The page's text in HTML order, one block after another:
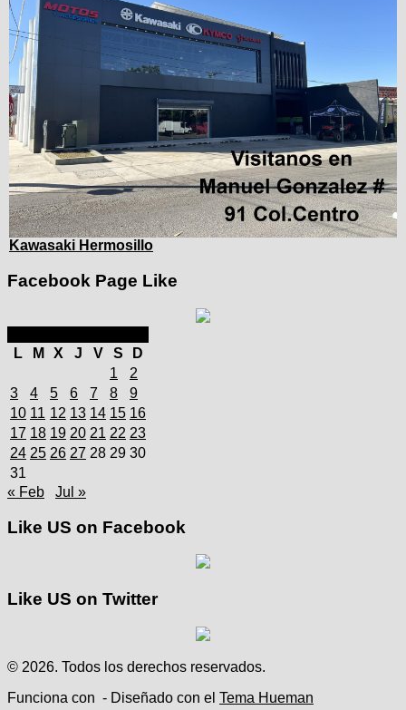
Kawasaki Hermosillo
Facebook Page Like
L
M X J V S
D
1
2
3
4 5 6 7 8
9
10 11 12 13 14 15 16
17 18 19 20 21 22 23
24 25 26 27 28 29 30
31
« Feb
Jul »
Like US on Facebook
Like US on Twitter
© 2026. Todos los derechos reservados.
Funciona con - Diseñado con el Tema Hueman